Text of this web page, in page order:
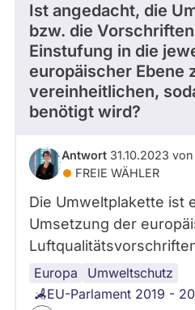
Ist angedacht, die
bzw. die
Einstufung in die
europäischer Ebene
vereinheitlichen,
benötigt wird?
Antwort 31.10.2023 von
FREIE WÄHLER
Die Umweltplakette ist
Umsetzung der
Europa
Umweltschutz
EU-Parlament 2019 -